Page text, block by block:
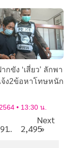
กขัง ‘เสี่ยว’ ลักพา
จ้ง2ข้อหาโทษหนัก
13:30 น.
… 2,495
Next
»